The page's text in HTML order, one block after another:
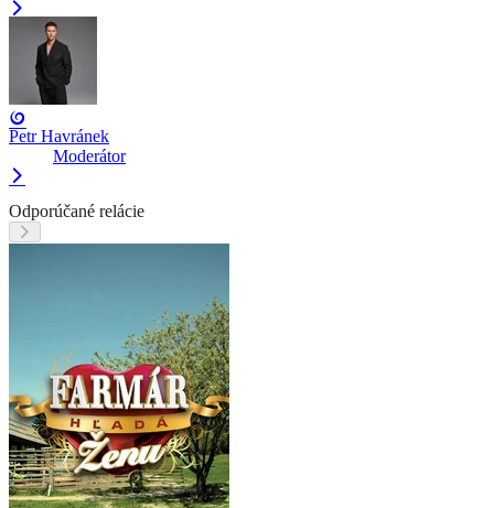
Petr Havránek
Moderátor
Odporúčané relácie